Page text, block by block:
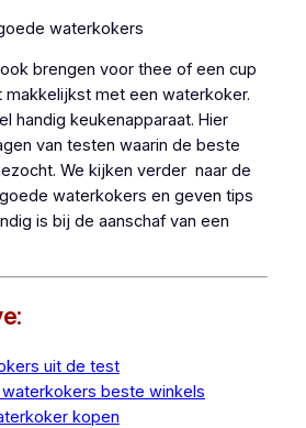
brengen voor thee of een cup
makkelijkst met een waterkoker.
handig keukenapparaat. Hier
van testen waarin de beste
We kijken verder naar de
waterkokers en geven tips
is bij de aanschaf van een
uit de test
waterkokers beste winkels
kopen